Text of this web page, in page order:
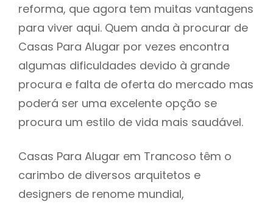
reforma, que agora tem muitas vantagens
para viver aqui. Quem anda à procurar de
Casas Para Alugar por vezes encontra
algumas dificuldades devido à grande
procura e falta de oferta do mercado mas
poderá ser uma excelente opção se
procura um estilo de vida mais saudável.
Casas Para Alugar em Trancoso têm o
carimbo de diversos arquitetos e
designers de renome mundial,